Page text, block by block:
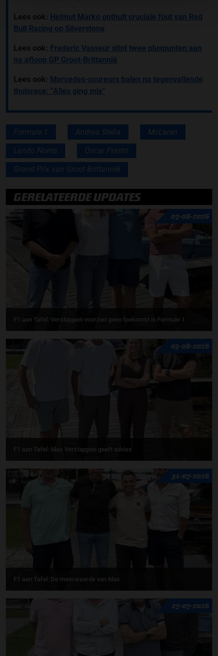
Lees ook: Helmut Marko onthult cruciale fout van Red
Bull Racing op Silverstone
Lees ook: Frederic Vasseur stipt twee pluspunten aan
na afloop GP Groot-Brittannië
Lees ook: Mercedes-coureurs balen na tegenvallende
thuisrace: ''Alles ging mis''
Formule 1 Andrea Stella McLaren
Lando Norris Oscar Piastri
Grand Prix van Groot-Brittannië
GERELATEERDE UPDATES
07-08-2026
F1 aan Tafel: Verstappen voorziet geen toekomst in Formule 1
03-08-2026
F1 aan Tafel: Max Verstappen geeft advies
31-07-2026
F1 aan Tafel: De meerwaarde van Max
27-07-2026